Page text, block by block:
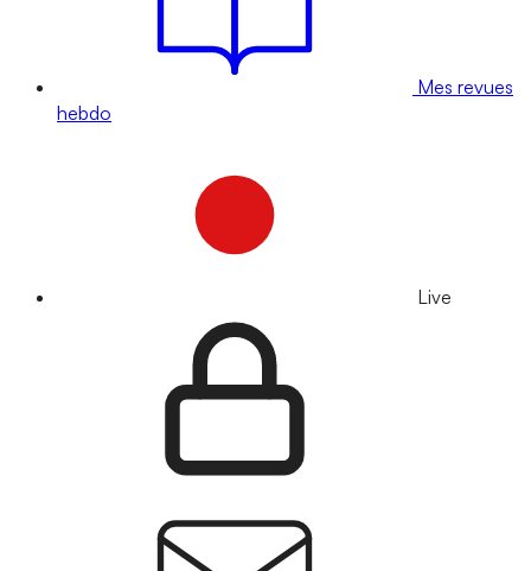
Mes revues
hebdo
Live